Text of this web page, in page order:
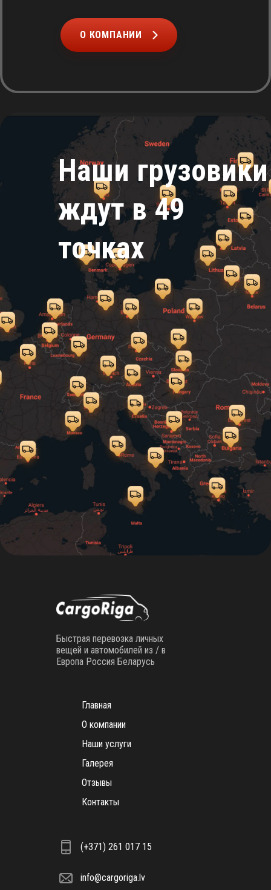
О КОМПАНИИ
Наши грузовики
ждут в 49
точках
Быстрая перевозка личных
вещей и автомобилей из / в
Европа Россия Беларусь
Главная
О компании
Наши услуги
Галерея
Отзывы
Контакты
(+371) 261 017 15
info@cargoriga.lv